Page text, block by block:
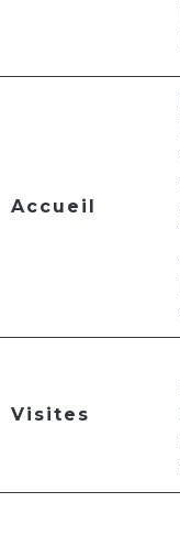
Accueil
Visites